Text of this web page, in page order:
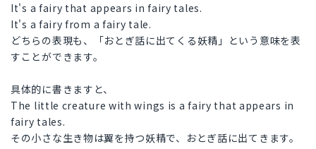
It's a fairy that appears in fairy tales.
It's a fairy from a fairy tale.
どちらの表現も、「おとぎ話に出てくる妖精」という意味を表
すことができます。
具体的に書きますと、
The little creature with wings is a fairy that appears in
fairy tales.
その小さな生き物は翼を持つ妖精で、おとぎ話に出てきます。